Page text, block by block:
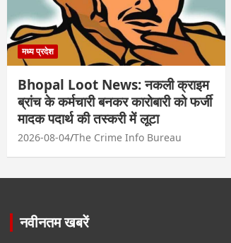
मध्य प्रदेश
Bhopal Loot News: नकली क्राइम
ब्रांच के कर्मचारी बनकर कारोबारी को फर्जी
मादक पदार्थ की तस्करी में लूटा
2026-08-04 The Crime Info Bureau
नवीनतम खबरें